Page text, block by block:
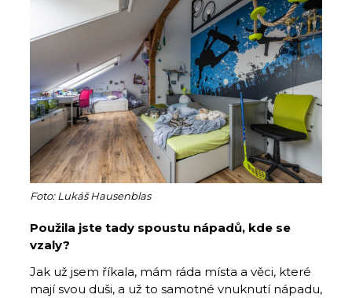
Foto: Lukáš Hausenblas
Použila jste tady spoustu nápadů, kde se
vzaly?
Jak už jsem říkala, mám ráda místa a věci, které
mají svou duši, a už to samotné vnuknutí nápadu,